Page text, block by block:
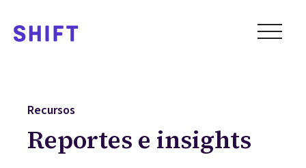
Recursos
Reportes e insights